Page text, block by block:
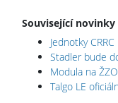
Související novinky
Jednotky
Stadler bude
Modula na ŽZO
Talgo LE